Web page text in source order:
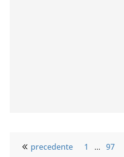
precedente 1 … 97